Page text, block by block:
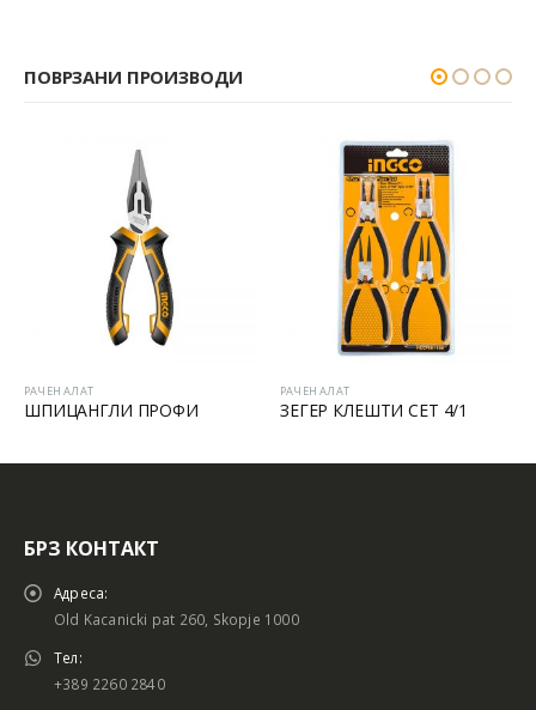
ПОВРЗАНИ ПРОИЗВОДИ
РАЧЕН АЛАТ
ШПИЦАНГЛИ ПРОФИ
РАЧЕН АЛАТ
ЗЕГЕР КЛЕШТИ СЕТ 4/1
БРЗ КОНТАКТ
Адреса:
Old Kacanicki pat 260, Skopje 1000
Тел:
+389 2260 2840